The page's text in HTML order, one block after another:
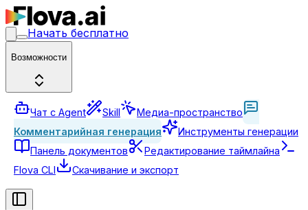
Начать бесплатно
Возможности
Чат с Agent Skill
Медиа-пространство
Комментарийная генерация
Инструменты генерации
Панель документов
Редактирование таймлайна
Flova CLI
Скачивание и экспорт